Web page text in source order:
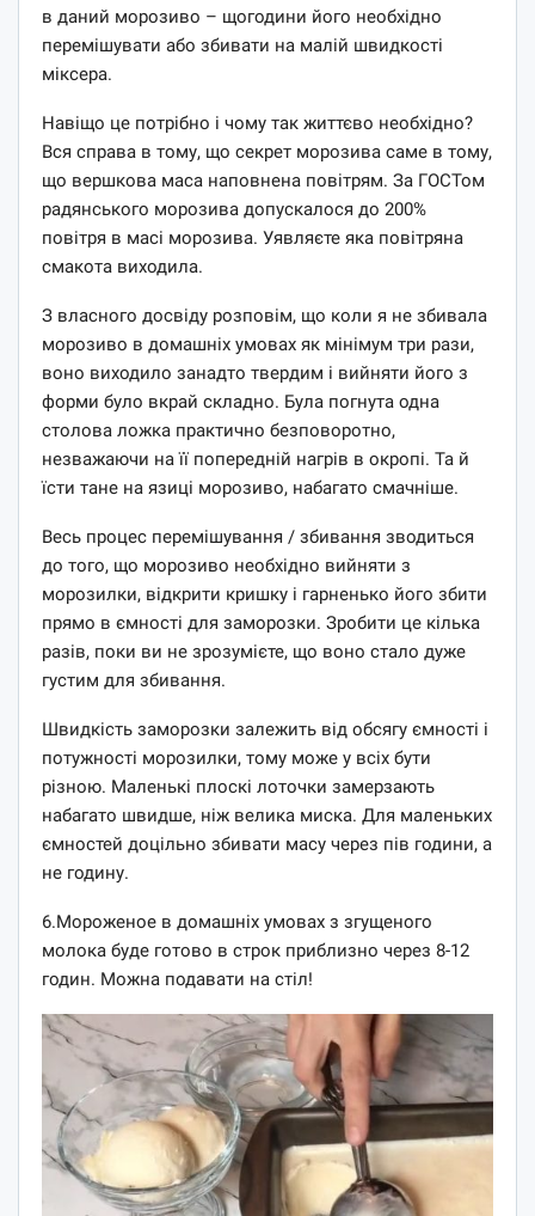
в даний морозиво – щогодини його необхідно
перемішувати або збивати на малій швидкості
міксера.
Навіщо це потрібно і чому так життєво необхідно?
Вся справа в тому, що секрет морозива саме в тому,
що вершкова маса наповнена повітрям. За ГОСТом
радянського морозива допускалося до 200%
повітря в масі морозива. Уявляєте яка повітряна
смакота виходила.
З власного досвіду розповім, що коли я не збивала
морозиво в домашніх умовах як мінімум три рази,
воно виходило занадто твердим і вийняти його з
форми було вкрай складно. Була погнута одна
столова ложка практично безповоротно,
незважаючи на її попередній нагрів в окропі. Та й
їсти тане на язиці морозиво, набагато смачніше.
Весь процес перемішування / збивання зводиться
до того, що морозиво необхідно вийняти з
морозилки, відкрити кришку і гарненько його збити
прямо в ємності для заморозки. Зробити це кілька
разів, поки ви не зрозумієте, що воно стало дуже
густим для збивання.
Швидкість заморозки залежить від обсягу ємності і
потужності морозилки, тому може у всіх бути
різною. Маленькі плоскі лоточки замерзають
набагато швидше, ніж велика миска. Для маленьких
ємностей доцільно збивати масу через пів години, а
не годину.
6.Мороженое в домашніх умовах з згущеного
молока буде готово в строк приблизно через 8-12
годин. Можна подавати на стіл!